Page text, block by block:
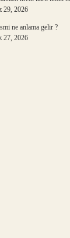
29, 2026
ne anlama gelir ?
27, 2026